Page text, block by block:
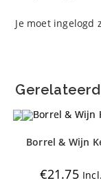
Je moet ingelogd
Borrel & Wijn
€21.75